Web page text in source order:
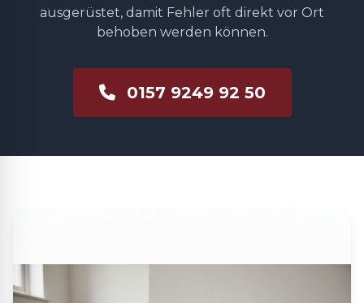
ausgerüstet, damit Fehler oft direkt vor Ort
behoben werden können.
0157 9249 92 50